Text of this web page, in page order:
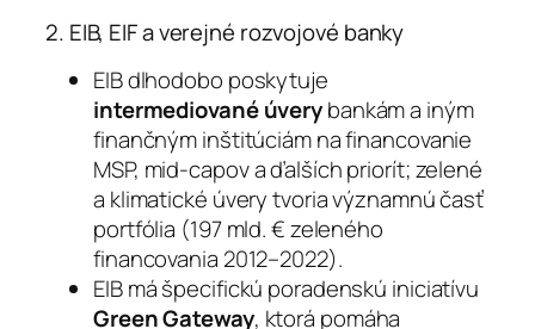
2. EIB, EIF a verejné rozvojové banky
EIB dlhodobo poskytuje
intermediované úverybankám a iným
finančným inštitúciám na financovanie
MSP, mid-capov a ďalších priorít; zelené
a klimatické úvery tvoria významnú časť
portfólia (197 mld. € zeleného
financovania 2012–2022).
EIB má špecifickú poradenskú iniciatívu
Green Gateway, ktorá pomáha